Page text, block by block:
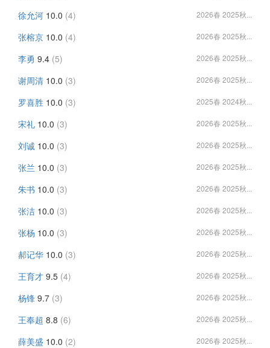
徐允河 10.0 (4) 2026春 2025秋...
张榕京 10.0 (4) 2026春 2025秋...
李勇 9.4 (5) 2026春 2025秋...
谢周清 10.0 (3) 2026春 2025秋...
罗喜胜 10.0 (3) 2025春 2024秋...
宋礼 10.0 (3) 2026春 2025秋...
刘诚 10.0 (3) 2026春 2025秋...
张兰 10.0 (3) 2026春 2025秋...
朱书 10.0 (3) 2026春 2025秋...
张洁 10.0 (3) 2026春 2025秋...
张杨 10.0 (3) 2026春 2025秋...
郝记华 10.0 (3) 2026春 2025秋...
王育才 9.5 (4) 2026春 2025秋...
杨锋 9.7 (3) 2026春 2025秋...
王奉超 8.8 (6) 2026春 2025秋...
薛美盛 10.0 (2) 2026春 2025秋...